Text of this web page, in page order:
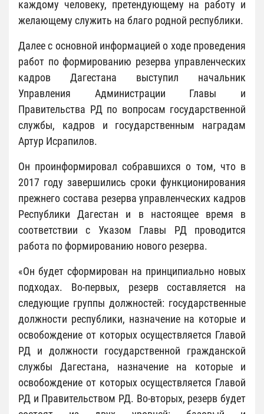
каждому человеку, претендующему на работу и
желающему служить на благо родной республики.
Далее с основной информацией о ходе проведения
работ по формированию резерва управленческих
кадров Дагестана выступил начальник
Управления Администрации Главы и
Правительства РД по вопросам государственной
службы, кадров и государственным наградам
Артур Исрапилов.
Он проинформировал собравшихся о том, что в
2017 году завершились сроки функционирования
прежнего состава резерва управленческих кадров
Республики Дагестан и в настоящее время в
соответствии с Указом Главы РД проводится
работа по формированию нового резерва.
«Он будет сформирован на принципиально новых
подходах. Во-первых, резерв составляется на
следующие группы должностей: государственные
должности республики, назначение на которые и
освобождение от которых осуществляется Главой
РД и должности государственной гражданской
службы Дагестана, назначение на которые и
освобождение от которых осуществляется Главой
РД и Правительством РД. Во-вторых, резерв будет